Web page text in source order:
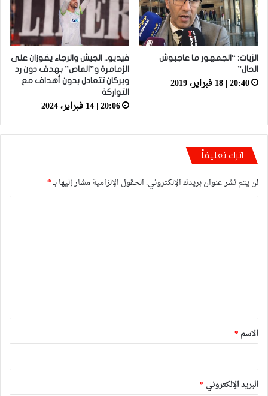
الزيات: “الجمهور ما عاجبوش
الحال”
20:40 | 18 فبراير، 2019
فيديو.. الجيش والرجاء يفوزان على
الزمامرة و”الماص” بهدف دون رد
وبركان تتعادل بدون أهداف مع
التواركة
20:06 | 14 فبراير، 2024
اترك تعليقاً
لن يتم نشر عنوان بريدك الإلكتروني. الحقول الإلزامية مشار إليها بـ*
*
الاسم *
البريد الإلكتروني *